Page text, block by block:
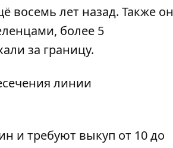
восемь лет назад. Также он
более 5
за границу.
линии
и требуют выкуп от 10 до